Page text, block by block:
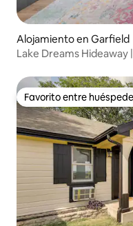
Alojamiento en Garfield
Lake Dreams Hideaway
Favorito entre
Favorito entre